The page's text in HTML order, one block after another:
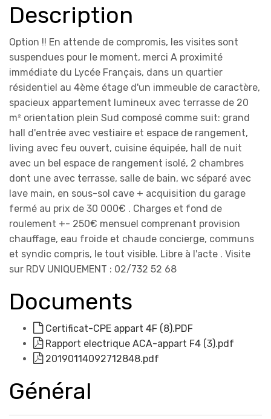
Description
Option !! En attende de compromis, les visites sont
suspendues pour le moment, merci A proximité
immédiate du Lycée Français, dans un quartier
résidentiel au 4ème étage d'un immeuble de caractère,
spacieux appartement lumineux avec terrasse de 20
m² orientation plein Sud composé comme suit: grand
hall d'entrée avec vestiaire et espace de rangement,
living avec feu ouvert, cuisine équipée, hall de nuit
avec un bel espace de rangement isolé, 2 chambres
dont une avec terrasse, salle de bain, wc séparé avec
lave main, en sous-sol cave + acquisition du garage
fermé au prix de 30 000€ . Charges et fond de
roulement +- 250€ mensuel comprenant provision
chauffage, eau froide et chaude concierge, communs
et syndic compris, le tout visible. Libre à l'acte . Visite
sur RDV UNIQUEMENT : 02/732 52 68
Documents
Certificat-CPE appart 4F (8).PDF
Rapport electrique ACA-appart F4 (3).pdf
20190114092712848.pdf
Général